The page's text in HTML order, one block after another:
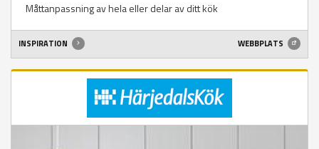
Måttanpassning av hela eller delar av ditt kök
INSPIRATION WEBBPLATS